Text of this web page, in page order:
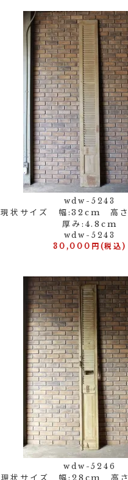
wdw-5243
現状サイズ 幅:32cm 高
厚み:4.8cm
wdw-5243
30,000円(税込)
wdw-5246
現状サイズ 幅:28cm 高